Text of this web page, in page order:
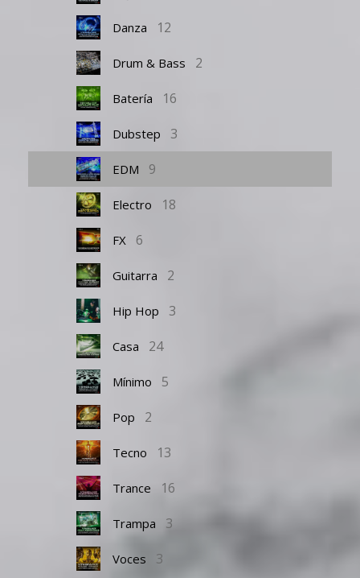
Danza 12
Drum & Bass 2
Batería 16
Dubstep 3
EDM 9
Electro 18
FX 6
Guitarra 2
Hip Hop 3
Casa 24
Mínimo 5
Pop 2
Tecno 13
Trance 16
Trampa 3
Voces 3